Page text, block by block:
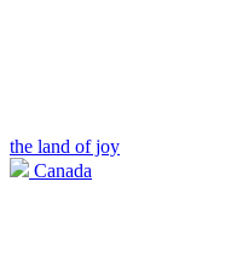
the land of joy
Canada